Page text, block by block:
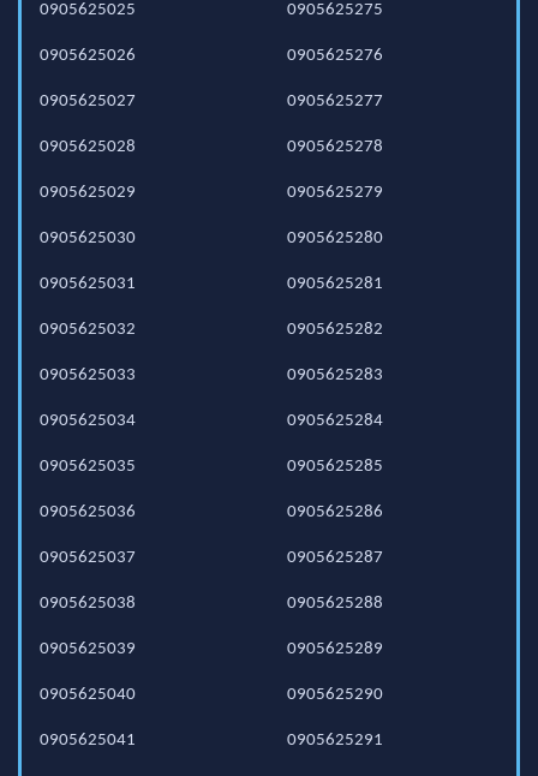
0905625025
0905625026
0905625027
0905625028
0905625029
0905625030
0905625031
0905625032
0905625033
0905625034
0905625035
0905625036
0905625037
0905625038
0905625039
0905625040
0905625041
0905625275
0905625276
0905625277
0905625278
0905625279
0905625280
0905625281
0905625282
0905625283
0905625284
0905625285
0905625286
0905625287
0905625288
0905625289
0905625290
0905625291